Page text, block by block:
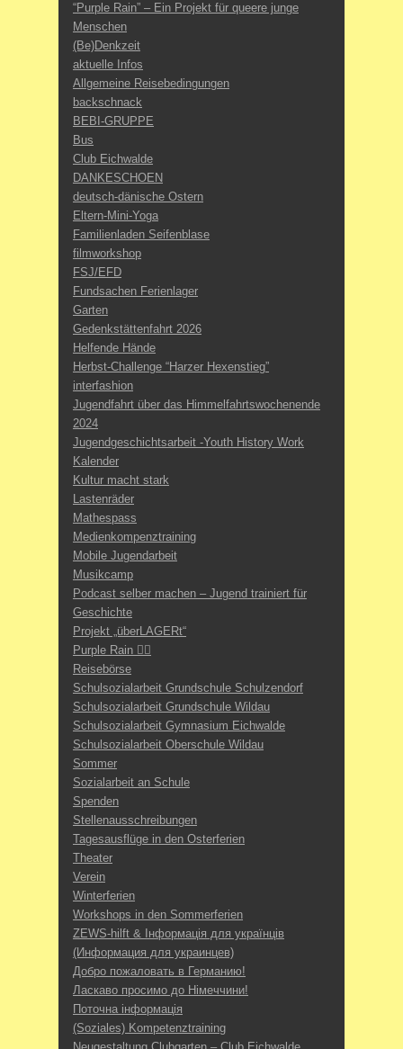
“Purple Rain” – Ein Projekt für queere junge
Menschen
(Be)Denkzeit
aktuelle Infos
Allgemeine Reisebedingungen
backschnack
BEBI-GRUPPE
Bus
Club Eichwalde
DANKESCHOEN
deutsch-dänische Ostern
Eltern-Mini-Yoga
Familienladen Seifenblase
filmworkshop
FSJ/EFD
Fundsachen Ferienlager
Garten
Gedenkstättenfahrt 2026
Helfende Hände
Herbst-Challenge “Harzer Hexenstieg”
interfashion
Jugendfahrt über das Himmelfahrtswochenende
2024
Jugendgeschichtsarbeit -Youth History Work
Kalender
Kultur macht stark
Lastenräder
Mathespass
Medienkompenztraining
Mobile Jugendarbeit
Musikcamp
Podcast selber machen – Jugend trainiert für
Geschichte
Projekt „überLAGERt“
Purple Rain 🏳️‍🌈
Reisebörse
Schulsozialarbeit Grundschule Schulzendorf
Schulsozialarbeit Grundschule Wildau
Schulsozialarbeit Gymnasium Eichwalde
Schulsozialarbeit Oberschule Wildau
Sommer
Sozialarbeit an Schule
Spenden
Stellenausschreibungen
Tagesausflüge in den Osterferien
Theater
Verein
Winterferien
Workshops in den Sommerferien
ZEWS-hilft & Інформація для українців
(Информация для украинцев)
Добро пожаловать в Германию!
Ласкаво просимо до Німеччини!
Поточна інформація
(Soziales) Kompetenztraining